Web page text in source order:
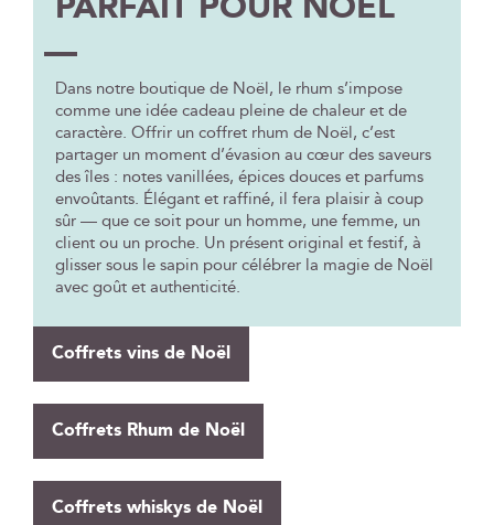
Dans notre boutique de Noël, le rhum s’impose
comme une idée cadeau pleine de chaleur et de
caractère. Offrir un coffret rhum de Noël, c’est
partager un moment d’évasion au cœur des saveurs
des îles : notes vanillées, épices douces et parfums
envoûtants. Élégant et raffiné, il fera plaisir à coup
sûr — que ce soit pour un homme, une femme, un
client ou un proche. Un présent original et festif, à
glisser sous le sapin pour célébrer la magie de Noël
avec goût et authenticité.
Coffrets vins de Noël
Coffrets Rhum de Noël
Coffrets whiskys de Noël